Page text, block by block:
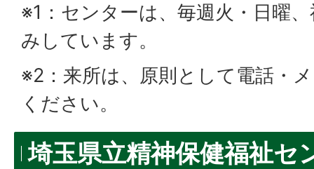
※1：センターは、毎週火・日曜
みしています。
※2：来所は、原則として電話・
ください。
埼玉県立精神保健福祉セ